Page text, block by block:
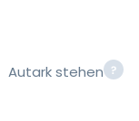
Autark stehen